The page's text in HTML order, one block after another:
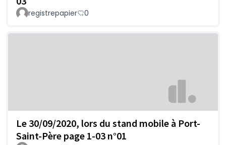
registrepapier 0
Le 30/09/2020, lors du stand mobile à Port-
Saint-Père page 1-03 n°01